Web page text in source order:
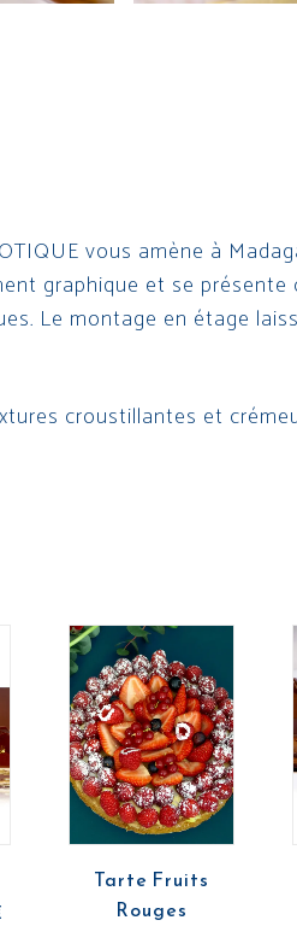
vous amène à
graphique et se
Le montage en étage
croustillantes et
P
Tarte Fruits
Rouges